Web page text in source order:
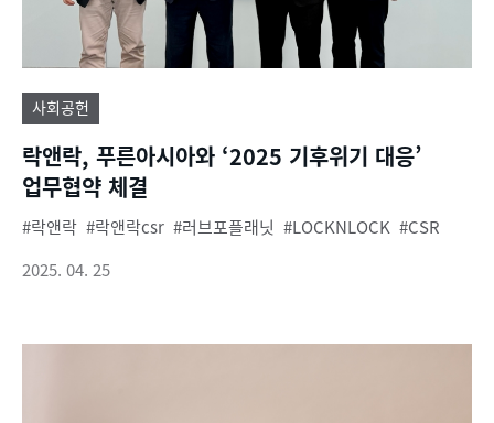
사회공헌
락앤락, 푸른아시아와 ‘2025 기후위기 대응’
업무협약 체결
락앤락 락앤락csr 러브포플래닛 LOCKNLOCK
CSR
2025. 04. 25